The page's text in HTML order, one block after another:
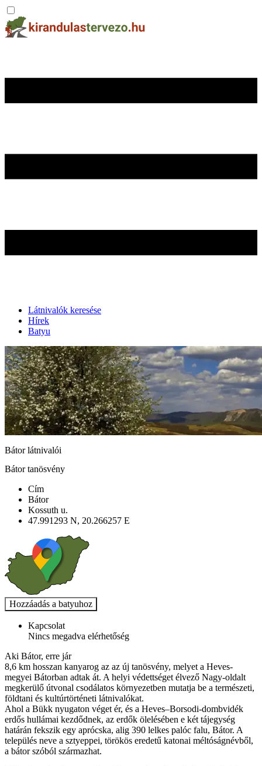
Látnivalók keresése
Hírek
Batyu
Bátor látnivalói
Bátor tanösvény
Cím
Bátor
Kossuth u.
47.991293 N, 20.266257 E
Kapcsolat
Nincs megadva elérhetőség
Aki Bátor, erre jár
8,6 km hosszan kanyarog az az új tanösvény, melyet a Heves-
megyei Bátorban adtak át. A helyi védettséget élvező Nagy-oldalt
megkerülő útvonal csodálatos környezetben mutatja be a természeti,
földtani és kultúrtörténeti látnivalókat.
Ahol a Bükk nyugaton véget ér, és a Heves–Borsodi-dombvidék
erdős hullámai kezdődnek, az erdők ölelésében e két tájegység
határán fekszik egy aprócska, alig 390 lelkes palóc falu, Bátor. A
település neve a sztyeppei, törökös eredetű katonai méltóságnévből,
a bátor szóból származhat.